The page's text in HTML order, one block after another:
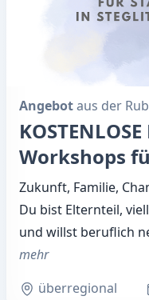
Angebotaus der
Workshops
Zukunft, Familie,
Du bist Elternteil,
und willst beruflich
mehr
überregional